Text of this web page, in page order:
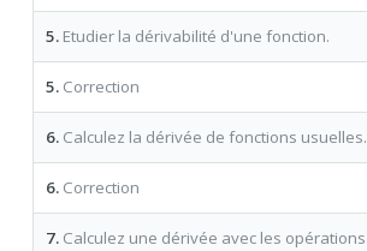
5.Etudier la dérivabilité d'une fonction.
5.Correction
6.Calculez la dérivée de fonctions usuelles.
6.Correction
7.Calculez une dérivée avec les opérations